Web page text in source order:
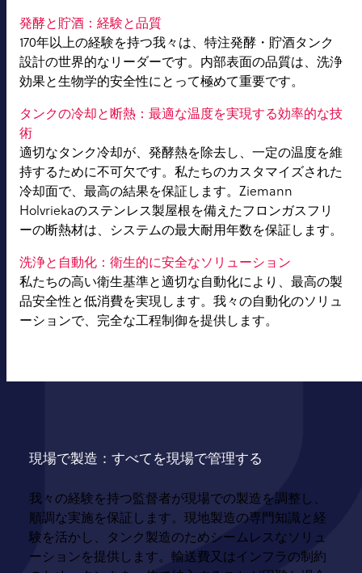
発酵と貯酒：経験と品質
170年以上の経験を持つ我々は、特注発酵・貯酒タンク
設計の世界的なリーダーです。内部表面の品質は、洗浄
効果と生物学的安全性にとって極めて重要です。
タンクの冷却と断熱：最適な温度を実現する効率的な技
術
適切なタンク冷却が、発酵熱を除去し、一定の温度を維
持するために不可欠です。私たちのカスタマイズされた
冷却面で、最高の結果を保証します。Ziemann
Holvriekaのステンレス製屋根を備えたフロンガスフリ
ーの断熱材は、システムの最大耐用年数を保証します。
洗浄と自動化：衛生的に安全なソリューション
私たちの高い衛生基準と適切な自動化により、最高の製
品安全性と低消費を実現します。我々の自動化のソリュ
ーションで、完全な工程制御を提供します。
現場で製造：すべてを現場で管理する
我々の経験を持つ監督者が現場での製造を調整し、
順調な実施を保証します。現地製造の専門知識と経
験を活かし、タンク製造のためシームレスなソリュ
ーションを提供します。輸送費又はインフラの制約